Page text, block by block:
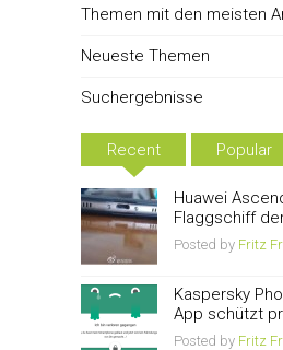
Themen mit den meisten
Neueste Themen
Suchergebnisse
Recent Popular
Huawei
Flaggschiff
Posted by Fritz
Kaspersky
App schützt
Posted by Fritz